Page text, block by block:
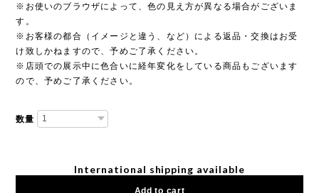
※お使いのブラウザによって、色の見え方が異なる場合がございま
す。
※お客様の都合（イメージと違う、など）による返品・交換はお受
け致しかねますので、予めご了承ください。
※店頭での展示中に色合いに経年変化をしている商品もございます
ので、予めご了承ください。
数量
International shipping available
Add to cart